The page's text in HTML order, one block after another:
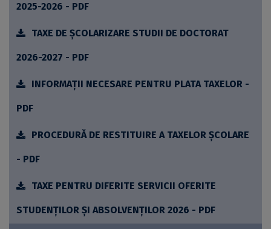
2025-2026 - PDF
TAXE DE ȘCOLARIZARE STUDII DE DOCTORAT
2026-2027 - PDF
INFORMAȚII NECESARE PENTRU PLATA TAXELOR -
PDF
PROCEDURĂ DE RESTITUIRE A TAXELOR ȘCOLARE
- PDF
TAXE PENTRU DIFERITE SERVICII OFERITE
STUDENȚILOR ȘI ABSOLVENȚILOR 2026 - PDF